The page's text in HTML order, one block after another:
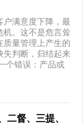
户满意度下降，最
机。这不是危言耸
质量管理上产生的
失判断，归结起来
个错误：产品或
二督、三提、